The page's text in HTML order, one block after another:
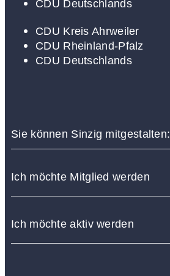
CDU Deutschlands
CDU Kreis Ahrweiler
CDU Rheinland-Pfalz
CDU Deutschlands
Sie können Sinzig mitgestalten:
Ich möchte Mitglied werden
Ich möchte aktiv werden